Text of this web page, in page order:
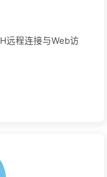
远程连接与Web访